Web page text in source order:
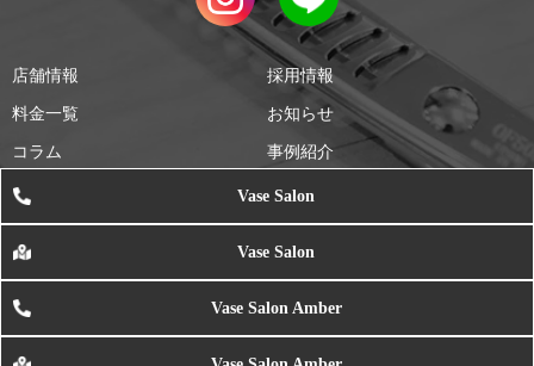
店舗情報 採用情報
料金一覧 お知らせ
コラム 事例紹介
札幌市南区美容室 ヴェイスサロン&ヴェイスサロンアンバー | 川沿
Vase Salon
Vase Salon
Vase Salon Amber